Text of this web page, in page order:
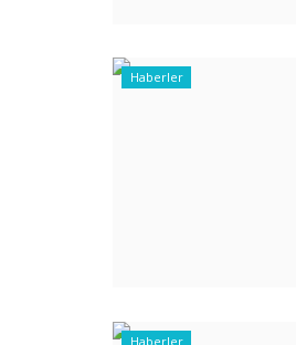
Haberler
Haberler